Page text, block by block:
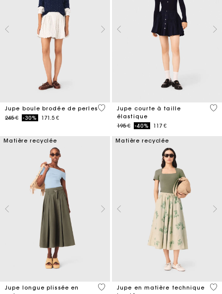
Jupe boule brodée de perles
Price reduced from
245 €to-30% 171.5 €
5 out of 5 Customer Rating
Jupe courte à taille
élastique
Price reduced from
195 €to-40% 117 €
3,4
Matière recyclée
Jupe longue plissée en
3,1 out of 5 Customer Rating
Matière recyclée
Jupe en matière technique
3,1